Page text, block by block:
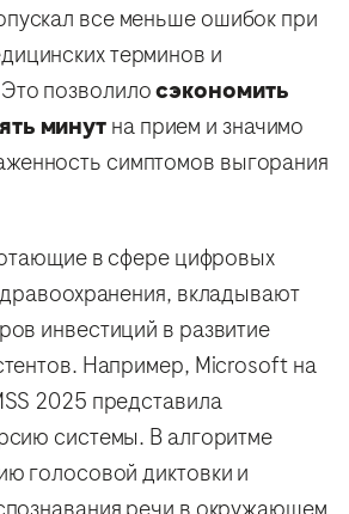
все меньше ошибок при
терминов и
позволилосэкономить
минутна прием и значимо
симптомов выгорания
в сфере цифровых
вкладывают
инвестиций в развитие
Например, Microsoft на
2025 представила
системы. В алгоритме
голосовой диктовки и